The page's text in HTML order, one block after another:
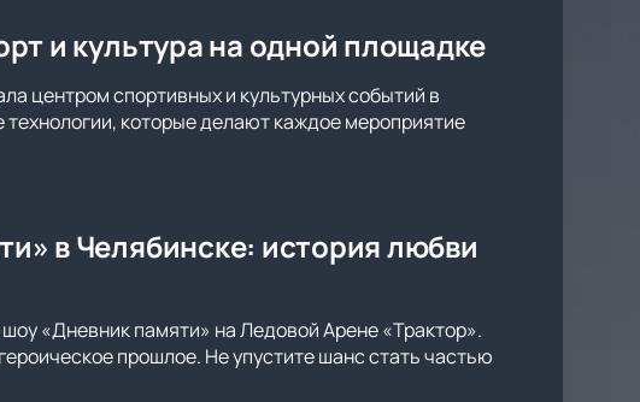
и культура на одной площадке
центром спортивных и культурных событий в
которые делают каждое мероприятие
в Челябинске: история любви
«Дневник памяти» на Ледовой Арене «Трактор».
прошлое. Не упустите шанс стать частью